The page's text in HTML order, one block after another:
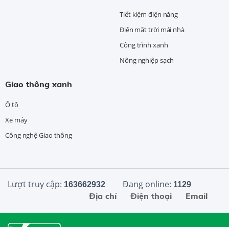
Tiết kiệm điện năng
Điện mặt trời mái nhà
Công trình xanh
Nông nghiệp sạch
Giao thông xanh
Ô tô
Xe máy
Công nghệ Giao thông
Lượt truy cập: 163662932 Đang online: 1129
Email
Điện thoại
Địa chỉ